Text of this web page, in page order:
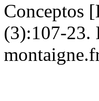
Conceptos
(3):107-23.